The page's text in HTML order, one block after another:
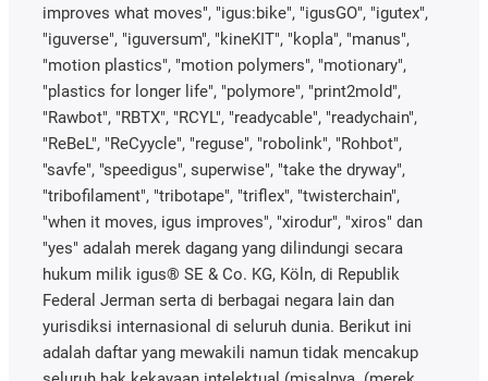
improves what moves", "igus:bike", "igusGO", "igutex",
"iguverse", "iguversum", "kineKIT", "kopla", "manus",
"motion plastics", "motion polymers", "motionary",
"plastics for longer life", "polymore", "print2mold",
"Rawbot", "RBTX", "RCYL", "readycable", "readychain",
"ReBeL", "ReCyycle", "reguse", "robolink", "Rohbot",
"savfe", "speedigus", superwise", "take the dryway",
"tribofilament", "tribotape", "triflex", "twisterchain",
"when it moves, igus improves", "xirodur", "xiros" dan
"yes" adalah merek dagang yang dilindungi secara
hukum milik igus® SE & Co. KG, Köln, di Republik
Federal Jerman serta di berbagai negara lain dan
yurisdiksi internasional di seluruh dunia. Berikut ini
adalah daftar yang mewakili namun tidak mencakup